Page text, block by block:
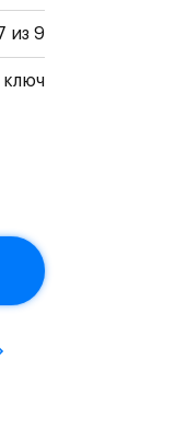
из 9
ключ